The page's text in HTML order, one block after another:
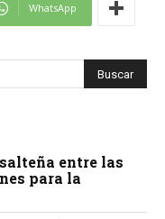
WhatsApp
entre las
para la